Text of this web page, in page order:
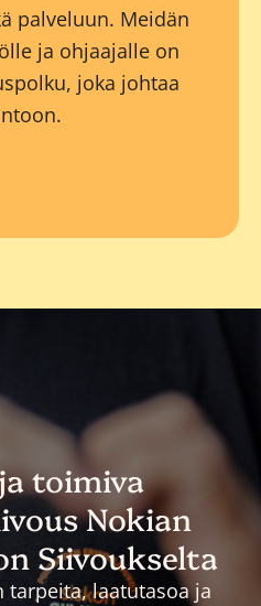
palveluun. Meidän
ja ohjaajalle on
joka johtaa
toimiva
Nokian
Siivoukselta
tarpeita, laatutasoa ja